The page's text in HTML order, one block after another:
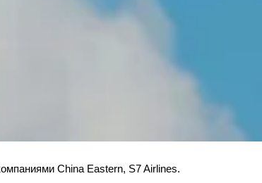
China Eastern, S7 Airlines.